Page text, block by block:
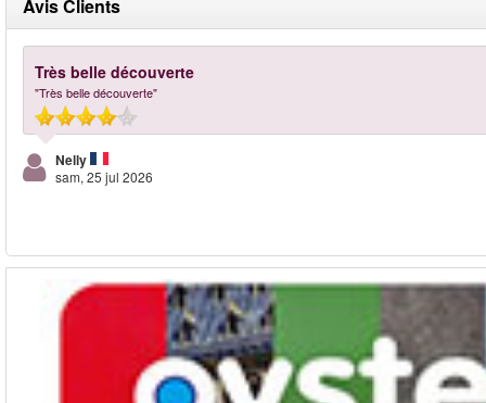
Avis Clients
Très belle découverte
"Très belle découverte"
Nelly
sam, 25 jul 2026